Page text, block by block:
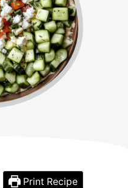
Print Recipe